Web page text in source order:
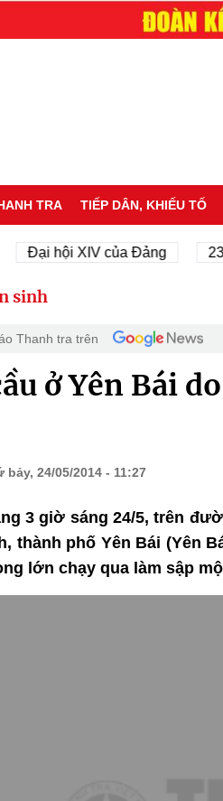
TRA TIẾP DÂN, KHIẾU TỐ
hội XIV của Đảng 23/11/
sinh
Thanh tra trên
ở Yên Bái
bảy, 24/05/2014 - 11:27
3 giờ sáng 24/5, trên
thành phố Yên Bái (Yên
lớn chạy qua làm sập